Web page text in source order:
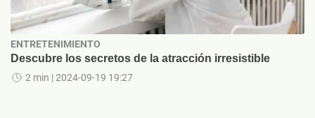
ENTRETENIMIENTO
Descubre los secretos de la atracción irresistible
2 min | 2024-09-19 19:27